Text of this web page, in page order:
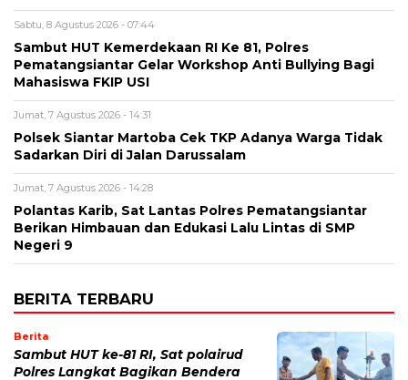
Sabtu, 8 Agustus 2026 - 07:44
Sambut HUT Kemerdekaan RI Ke 81, Polres
Pematangsiantar Gelar Workshop Anti Bullying Bagi
Mahasiswa FKIP USI
Jumat, 7 Agustus 2026 - 14:31
Polsek Siantar Martoba Cek TKP Adanya Warga Tidak
Sadarkan Diri di Jalan Darussalam
Jumat, 7 Agustus 2026 - 14:28
Polantas Karib, Sat Lantas Polres Pematangsiantar
Berikan Himbauan dan Edukasi Lalu Lintas di SMP
Negeri 9
BERITA TERBARU
Berita
Sambut HUT ke-81 RI, Sat polairud
Polres Langkat Bagikan Bendera